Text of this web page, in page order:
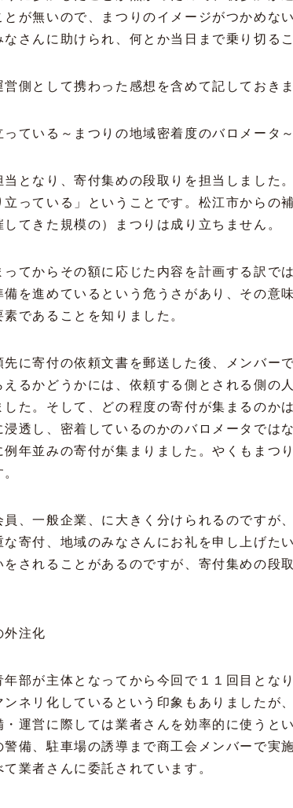
が無いので、まつりのイメージがつかめな
さんに助けられ、何とか当日まで乗り切る
側として携わった感想を含めて記しておきま
ている～まつりの地域密着度のバロメータ～
となり、寄付集めの段取りを担当しました
っている」ということです。松江市からの
てきた規模の）まつりは成り立ちません。
てからその額に応じた内容を計画する訳で
を進めているという危うさがあり、その意
であることを知りました。
に寄付の依頼文書を郵送した後、メンバー
るかどうかには、依頼する側とされる側の
した。そして、どの程度の寄付が集まるのか
透し、密着しているのかのバロメータでは
年並みの寄付が集まりました。やくもまつ
、一般企業、に大きく分けられるのですが
寄付、地域のみなさんにお礼を申し上げた
されることがあるのですが、寄付集めの段
外注化
部が主体となってから今回で１１回目とな
ネリ化しているという印象もありましたが
運営に際しては業者さんを効率的に使うと
備、駐車場の誘導まで商工会メンバーで実
業者さんに委託されています。